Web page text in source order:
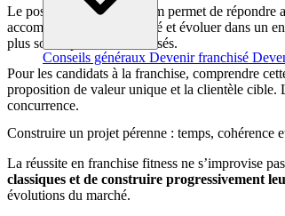
Conseils généraux Devenir franchisé
Le positionnement premium permet de répondre
accompagnement de qualité et évoluer dans un
plus solide pour les franchisés.
Pour les candidats à la franchise, comprendre
proposition de valeur unique et la clientèle cible.
concurrence.
Construire un projet pérenne : temps, cohérence
La réussite en franchise fitness ne s’improvise
classiques et de construire progressivement
évolutions du marché.